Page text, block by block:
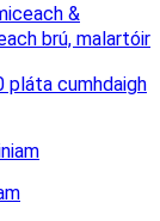
&
brú, malartóir
pláta cumhdaigh